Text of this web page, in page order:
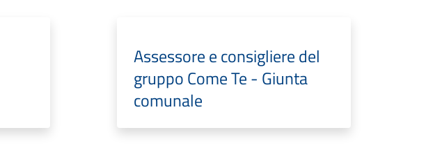
Assessore e consigliere del
gruppo Come Te - Giunta
comunale